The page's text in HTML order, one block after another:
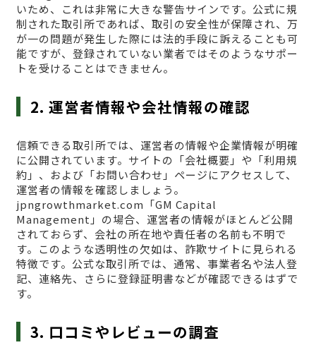
いため、これは非常に大きな警告サインです。公式に規
制された取引所であれば、取引の安全性が保障され、万
が一の問題が発生した際には法的手段に訴えることも可
能ですが、登録されていない業者ではそのようなサポー
トを受けることはできません。
2. 運営者情報や会社情報の確認
信頼できる取引所では、運営者の情報や企業情報が明確
に公開されています。サイトの「会社概要」や「利用規
約」、および「お問い合わせ」ページにアクセスして、
運営者の情報を確認しましょう。
jpngrowthmarket.com「GM Capital
Management」の場合、運営者の情報がほとんど公開
されておらず、会社の所在地や責任者の名前も不明で
す。このような透明性の欠如は、詐欺サイトに見られる
特徴です。公式な取引所では、通常、事業者名や法人登
記、連絡先、さらに登録証明書などが確認できるはずで
す。
3. 口コミやレビューの調査